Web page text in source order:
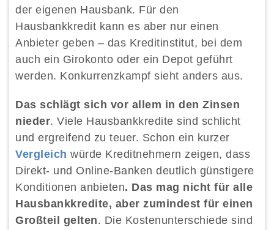
der eigenen Hausbank. Für den
Hausbankkredit kann es aber nur einen
Anbieter geben – das Kreditinstitut, bei dem
auch ein Girokonto oder ein Depot geführt
werden. Konkurrenzkampf sieht anders aus.
Das schlägt sich vor allem in den Zinsen
nieder. Viele Hausbankkredite sind schlicht
und ergreifend zu teuer. Schon ein kurzer
Vergleich würde Kreditnehmern zeigen, dass
Direkt- und Online-Banken deutlich günstigere
Konditionen anbieten. Das mag nicht für alle
Hausbankkredite, aber zumindest für einen
Großteil gelten. Die Kostenunterschiede sind